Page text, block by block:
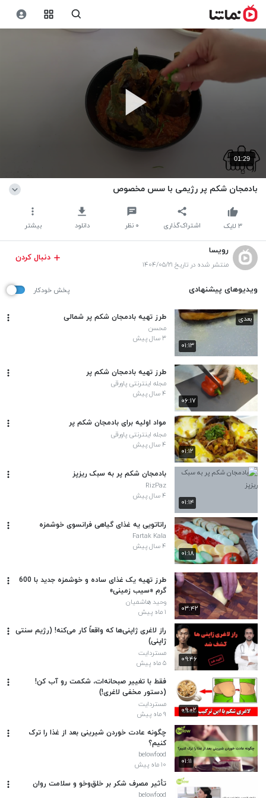
01:29
بادمجان شکم پر رژیمی با سس مخصوص
اشتراک‌گذاری ۰ نظر دانلود بیشتر ۳ لایک
رویسا
منتشر شده در تاریخ ۱۴۰۴/۰۵/۲۱
دنبال کردن
ویدیوهای پیشنهادی پخش خودکار
۰۱:۱۳
بعدی طرز تهیه بادمجان شکم پر شمالی
محسن
۳ سال پیش
۰۶:۱۷
طرز تهیه بادمجان شکم پر
مجله اینترنتی پاورقی
۴ سال پیش
۰۱:۱۲
مواد اولیه برای بادمجان شکم پر
مجله اینترنتی پاورقی
۴ سال پیش
۰۱:۱۴
بادمجان شکم پر به سبک ریزپز
RizPaz
۴ سال پیش
۰۱:۱۸
راتاتویی یه غذای گیاهی فرانسوی خوشمزه
Fartak Kala
۴ سال پیش
۰۳:۴۲
طرز تهیه یک غذای ساده و خوشمزه جدید با 600
گرم «سیب زمینی»
وحید هاشمیان
۱ ماه پیش
۰۹:۴۶
راز لاغری ژاپنی‌ها که واقعاً کار می‌کنه! (رژیم سنتی
ژاپنی)
مستردایت
۵ ماه پیش
۰۹:۰۲
فقط با تغییر صبحانه‌ات، شکمت رو آب کن!
(دستور مخفی لاغری!)
مستردایت
۹ ماه پیش
۰۱:۱۱
چگونه عادت خوردن شیرینی بعد از غذا را ترک
کنیم؟
belowfood
۱۰ ماه پیش
تأثیر مصرف شکر بر خلق‌وخو و سلامت روان
belowfood